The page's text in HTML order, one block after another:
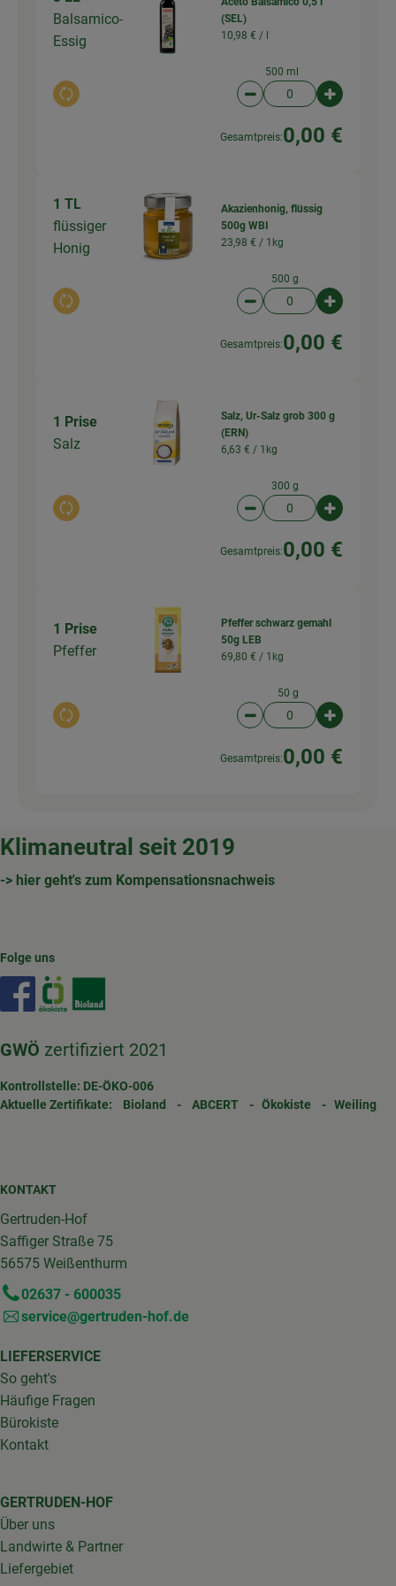
Balsamico-
Essig
Auswahl ändern
(SEL)
10,98 € / l
500 ml
Artikelanzahl
Gesamtpreis:0,00 €
1 TL
flüssiger
Honig
Auswahl ändern
Akazienhonig, flüssig
500g WBI
23,98 € / 1kg
500 g
Artikelanzahl
Gesamtpreis:0,00 €
1 Prise
Salz
Auswahl ändern
Salz, Ur-Salz grob 300 g
(ERN)
6,63 € / 1kg
300 g
Artikelanzahl
Gesamtpreis:0,00 €
1 Prise
Pfeffer
Auswahl ändern
Pfeffer schwarz gemahl
50g LEB
69,80 € / 1kg
50 g
Artikelanzahl
Gesamtpreis:0,00 €
Klimaneutral seit 2019
-> hier geht's zum Kompensationsnachweis
Folge uns
Externer Link zu https://www.facebook.com/
GWÖ zertifiziert 2021
Kontrollstelle: DE-ÖKO-006
Aktuelle Zertifikate: Bioland - ABCERT - Ökokiste - Weiling
KONTAKT
Gertruden-Hof
Saffiger Straße 75
56575 Weißenthurm
02637 - 600035
service@gertruden-hof.de
LIEFERSERVICE
So geht's
Häufige Fragen
Bürokiste
Kontakt
GERTRUDEN-HOF
Über uns
Landwirte & Partner
Liefergebiet